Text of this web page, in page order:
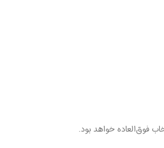
فوق‌العاده خواهد بود.